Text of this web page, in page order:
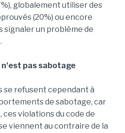
globalement utiliser des
(20%) ou encore
un problème de
pas sabotage
refusent cependant à
de sabotage, car
ces violations du code de
viennent au contraire de la